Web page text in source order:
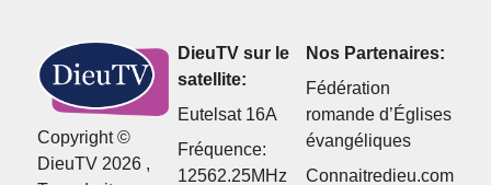
Copyright ©
DieuTV 2026 ,
DieuTV sur le
satellite:
Eutelsat 16A
Fréquence:
12562.25MHz
Nos Partenaires:
Fédération
romande d’Églises
évangéliques
Connaitredieu.com